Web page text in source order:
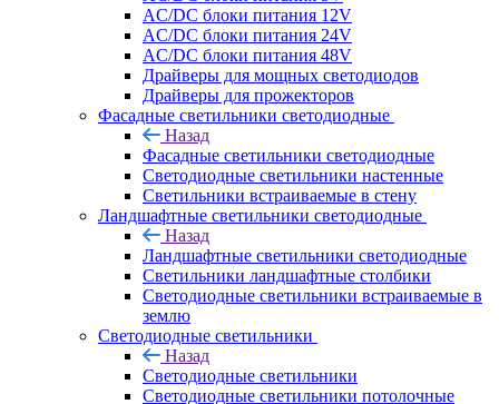
AC/DC блоки питания 12V
AC/DC блоки питания 24V
AC/DC блоки питания 48V
Драйверы для мощных светодиодов
Драйверы для прожекторов
Фасадные светильники светодиодные
Назад
Фасадные светильники светодиодные
Светодиодные светильники настенные
Светильники встраиваемые в стену
Ландшафтные светильники светодиодные
Назад
Ландшафтные светильники светодиодные
Светильники ландшафтные столбики
Светодиодные светильники встраиваемые в
землю
Светодиодные светильники
Назад
Светодиодные светильники
Светодиодные светильники потолочные